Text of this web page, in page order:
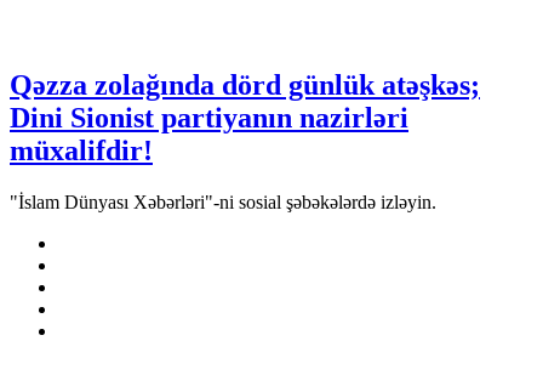
Qəzza zolağında dörd günlük atəşkəs;
Dini Sionist partiyanın nazirləri
müxalifdir!
"İslam Dünyası Xəbərləri"-ni sosial şəbəkələrdə izləyin.